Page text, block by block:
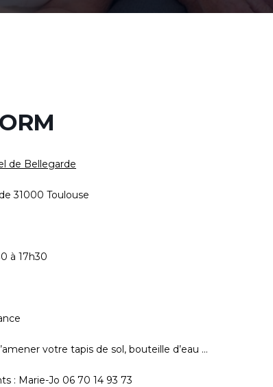
de Bellegarde
31000 Toulouse
à 17h30
votre tapis de sol, bouteille d’eau …
: Marie-Jo 06 70 14 93 73